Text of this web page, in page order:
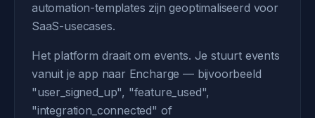
automation-templates zijn geoptimaliseerd voor
SaaS-usecases.
Het platform draait om events. Je stuurt events
vanuit je app naar Encharge — bijvoorbeeld
"user_signed_up", "feature_used",
"integration_connected" of